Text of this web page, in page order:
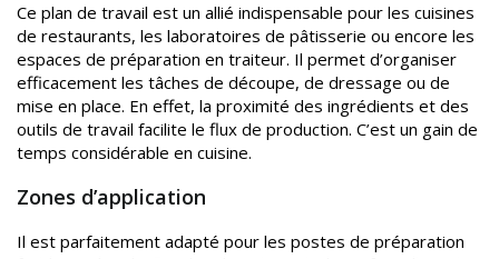
Ce plan de travail est un allié indispensable pour les cuisines
de restaurants, les laboratoires de pâtisserie ou encore les
espaces de préparation en traiteur. Il permet d’organiser
efficacement les tâches de découpe, de dressage ou de
mise en place. En effet, la proximité des ingrédients et des
outils de travail facilite le flux de production. C’est un gain de
temps considérable en cuisine.
Zones d’application
Il est parfaitement adapté pour les postes de préparation